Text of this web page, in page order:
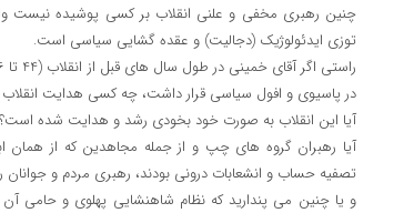
چنین رهبری مخفی و علنی انقلاب بر کسی پوشیده نیست
توزی ایدئولوژیک (دجالیت) و عقده گشایی سیاسی است.
در پاسیوی و افول سیاسی قرار داشت، چه کسی هدایت انقلاب
آیا این انقلاب به صورت خود بخودی رشد و هدایت شده است؟
آیا رهبران گروه های چپ و از جمله مجاهدین که از همان
تصفیه حساب و انشعابات درونی بودند، رهبری مردم و جوانان
و یا چنین می پندارید که نظام شاهنشایی پهلوی و حامی